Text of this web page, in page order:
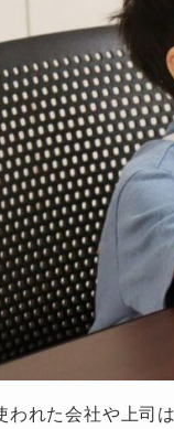
われた会社や上司